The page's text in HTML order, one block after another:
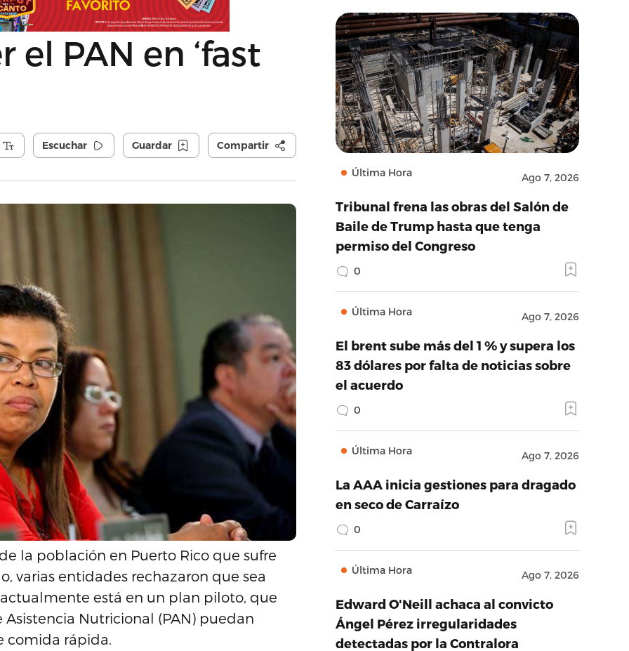
el PAN en ‘fast
Escuchar Guardar Compartir
la población en Puerto Rico que sufre
varias entidades rechazaron que sea
está en un plan piloto, que
Nutricional (PAN) puedan
comida rápida.
Última Hora Ago 7, 2026
Tribunal frena las obras del Salón de
Baile de Trump hasta que tenga
permiso del Congreso
0
Última Hora Ago 7, 2026
El brent sube más del 1 % y supera los
83 dólares por falta de noticias sobre
el acuerdo
0
Última Hora Ago 7, 2026
La AAA inicia gestiones para dragado
en seco de Carraízo
0
Última Hora Ago 7, 2026
Edward O'Neill achaca al convicto
Ángel Pérez irregularidades
detectadas por la Contralora